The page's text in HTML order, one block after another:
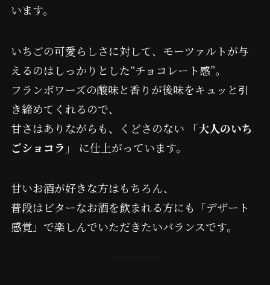
います。
いちごの可愛らしさに対して、モーツァルトが与
えるのはしっかりとした“チョコレート感”。
フランボワーズの酸味と香りが後味をキュッと引
き締めてくれるので、
甘さはありながらも、くどさのない
「大人のいち
ごショコラ」
に仕上がっています。
甘いお酒が好きな方はもちろん、
普段はビターなお酒を飲まれる方にも「デザート
感覚」で楽しんでいただきたいバランスです。